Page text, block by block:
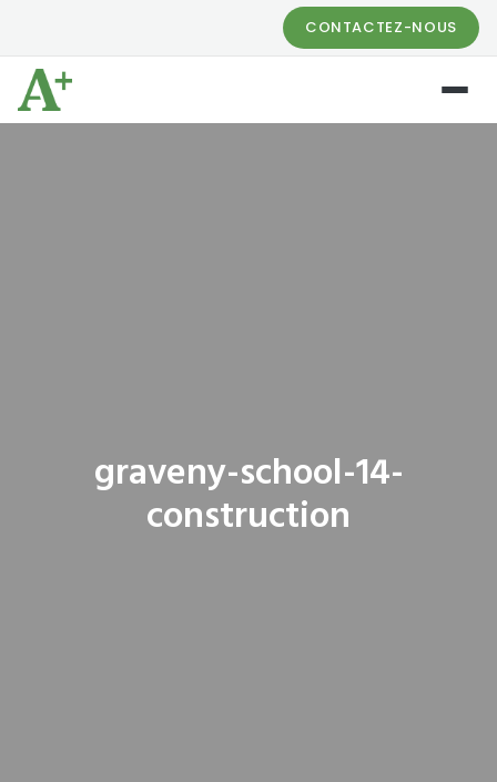
CONTACTEZ-NOUS
graveny-school-14-
construction